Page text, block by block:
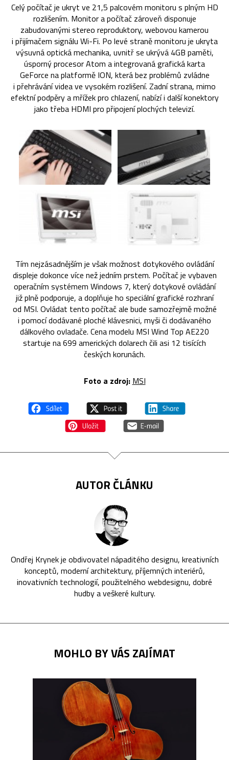
Celý počítač je ukryt ve 21,5 palcovém monitoru s plným HD
rozlišením. Monitor a počítač zároveň disponuje
zabudovanými stereo reproduktory, webovou kamerou
i přijímačem signálu Wi-Fi. Po levé straně monitoru je ukryta
výsuvná optická mechanika, uvnitř se ukrývá 4GB paměti,
úsporný procesor Atom a integrovaná grafická karta
GeForce na platformě ION, která bez problémů zvládne
i přehrávání videa ve vysokém rozlišení. Zadní strana, mimo
efektní podpěry a mřížek pro chlazení, nabízí i další konektory
jako třeba HDMI pro připojení plochých televizí.
Tím nejzásadnějším je však možnost dotykového ovládání
displeje dokonce více než jedním prstem. Počítač je vybaven
operačním systémem Windows 7, který dotykové ovládání
již plně podporuje, a doplňuje ho speciální grafické rozhraní
od MSI. Ovládat tento počítač ale bude samozřejmě možné
i pomocí dodávané ploché klávesnici, myši či dodávaného
dálkového ovladače. Cena modelu MSI Wind Top AE220
startuje na 699 amerických dolarech čili asi 12 tisících
českých korunách.
Foto a zdroj: MSI
AUTOR ČLÁNKU
Ondřej Krynek je obdivovatel nápaditého designu, kreativních
konceptů, moderní architektury, příjemných interiérů,
inovativních technologií, použitelného webdesignu, dobré
hudby a veškeré kultury.
MOHLO BY VÁS ZAJÍMAT